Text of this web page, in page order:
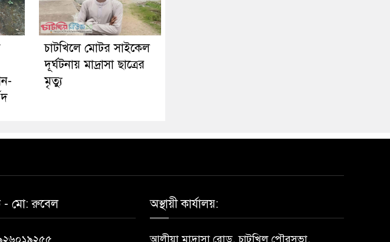
চাটখিলে মোটর সাইকেল
দূর্ঘটনায় মাদ্রাসা ছাত্রের
মৃত্যু
- মো: রু‌বেল অস্থায়ী কার্যালয়:
আলীয়া মাদ্রাসা রোড, চাটখিল পৌরসভা,